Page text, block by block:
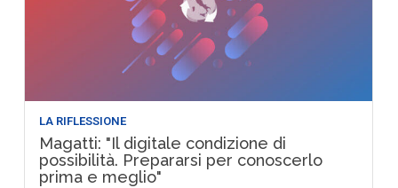
LA RIFLESSIONE
Magatti: "Il digitale condizione di
possibilità. Prepararsi per conoscerlo
prima e meglio"